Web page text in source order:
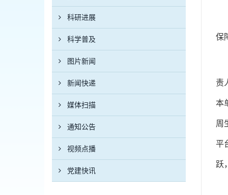
科研进展
科学普及
图片新闻
新闻快递
媒体扫描
通知公告
视频点播
党建快讯
保
责
本
周
平
跃